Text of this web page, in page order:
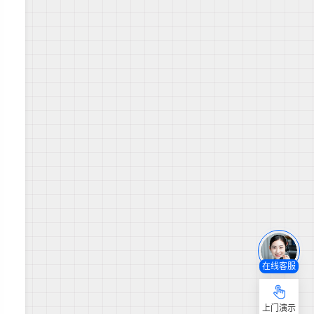
在线客服
上门演示